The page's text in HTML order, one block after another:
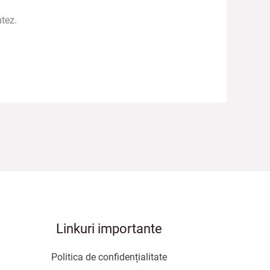
Linkuri importante
Politica de confidențialitate